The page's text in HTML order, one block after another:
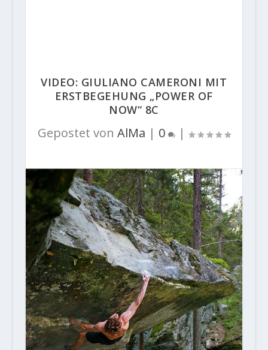
VIDEO: GIULIANO CAMERONI MIT
ERSTBEGEHUNG „POWER OF
NOW“ 8C
Gepostet von AlMa | 0 |